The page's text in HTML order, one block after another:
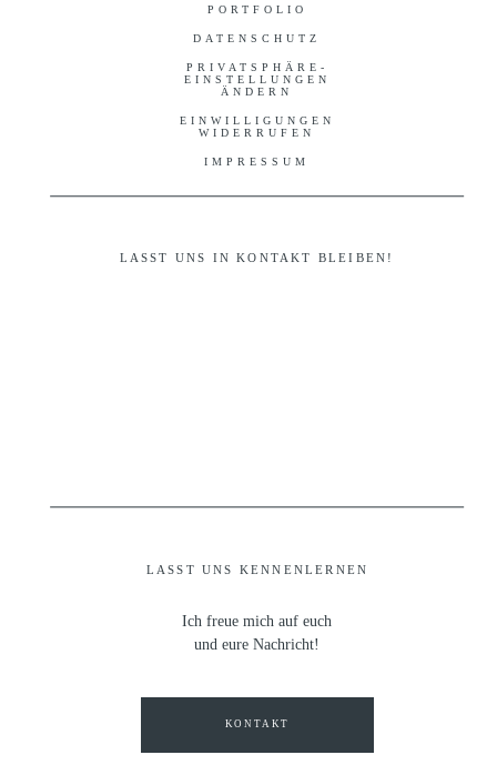
PORTFOLIO
DATENSCHUTZ
PRIVATSPHÄRE-
EINSTELLUNGEN
ÄNDERN
EINWILLIGUNGEN
WIDERRUFEN
IMPRESSUM
LASST UNS KENNENLERNEN
LASST UNS IN KONTAKT BLEIBEN!
Ich freue mich auf euch
und eure Nachricht!
KONTAKT